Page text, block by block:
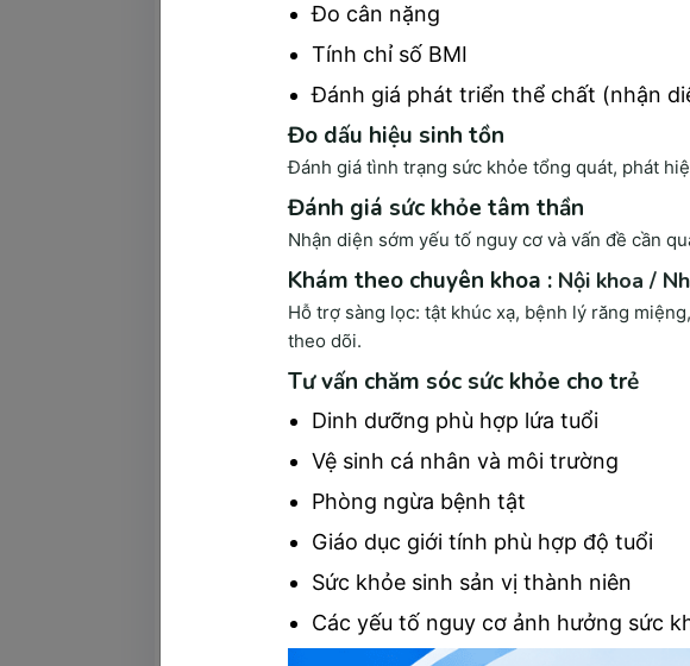
Khám Lâm Sàng là gì?
Có thể các bạn chưa biết, khám lâm sàng là một bước vô
về tình trạng sức khỏe của bệnh nhân lúc ban đầu.
Trong quá trình khám lâm sàng, các bác sĩ thường sẽ sử
các bước thu thập thông tin, chỉ số cơ bản như huyết áp,
trạng dinh dưỡng, cũng như chẩn đoán các bệnh lý liên
Đo cân nặng
Tính chỉ số BMI
Đánh giá phát triển thể chất (nhận
Đo dấu hiệu sinh tồn
Đánh giá tình trạng sức khỏe tổng quát, phát
Đánh giá sức khỏe tâm thần
Nhận diện sớm yếu tố nguy cơ và vấn đề cần
Khám theo chuyên khoa : Nội khoa /
Hỗ trợ sàng lọc: tật khúc xạ, bệnh lý răng
theo dõi.
Tư vấn chăm sóc sức khỏe cho trẻ
Dinh dưỡng phù hợp lứa tuổi
Vệ sinh cá nhân và môi trường
Phòng ngừa bệnh tật
Giáo dục giới tính phù hợp độ tuổi
Sức khỏe sinh sản vị thành niên
Các yếu tố nguy cơ ảnh hưởng sức